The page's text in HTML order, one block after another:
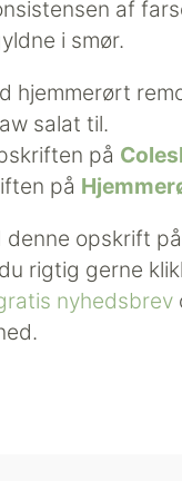
af
i smør.
hjemmerørt
salat til.
på
på
denne opskrift
rigtig gerne
nyhedsbrev